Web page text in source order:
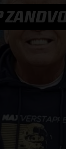
F1
F1